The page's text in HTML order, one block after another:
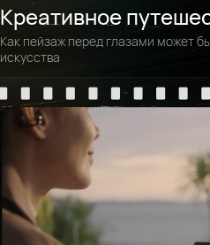
Как пейзаж перед глазами может
искусства